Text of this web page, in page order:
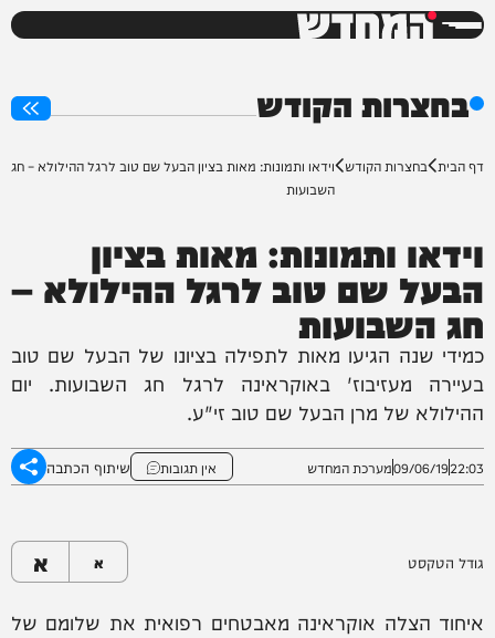
המחדש
בחצרות הקודש
דף הבית בחצרות הקודש וידאו ותמונות: מאות בציון הבעל שם טוב לרגל ההילולא – חג
השבועות
וידאו ותמונות: מאות בציון
הבעל שם טוב לרגל ההילולא –
חג השבועות
כמידי שנה הגיעו מאות לתפילה בציונו של הבעל שם טוב
בעיירה מעזיבוז' באוקראינה לרגל חג השבועות. יום
ההילולא של מרן הבעל שם טוב זי"ע.
22:03
09/06/19מערכת המחדש אין תגובות שיתוף הכתבה
גודל הטקסט א א
איחוד הצלה אוקראינה מאבטחים רפואית את שלומם של